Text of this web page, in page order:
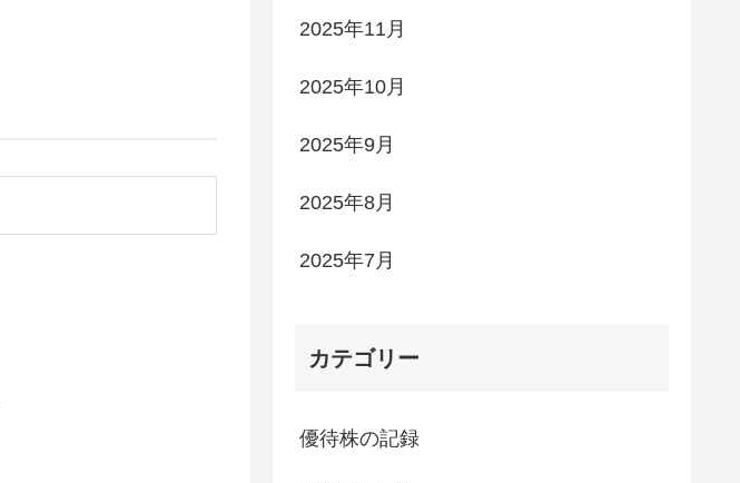
2025年11月
2025年10月
2025年9月
2025年8月
2025年7月
カテゴリー
優待株の記録